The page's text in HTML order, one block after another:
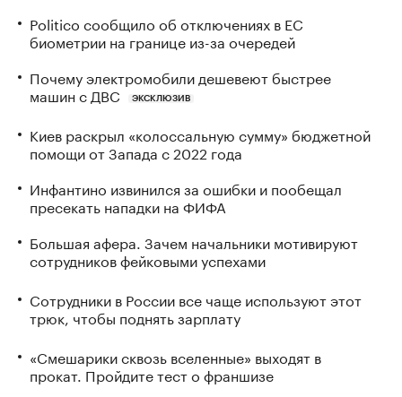
Politico сообщило об отключениях в ЕС
биометрии на границе из-за очередей
Почему электромобили дешевеют быстрее
машин с ДВС
ЭКСКЛЮЗИВ
Киев раскрыл «колоссальную сумму» бюджетной
помощи от Запада с 2022 года
Инфантино извинился за ошибки и пообещал
пресекать нападки на ФИФА
Большая афера. Зачем начальники мотивируют
сотрудников фейковыми успехами
Сотрудники в России все чаще используют этот
трюк, чтобы поднять зарплату
«Смешарики сквозь вселенные» выходят в
прокат. Пройдите тест о франшизе